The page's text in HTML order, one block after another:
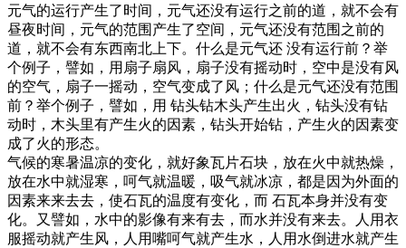
元气的运行产生了时间，元气还没有运行之前的道，就不会有
昼夜时间，元气的范围产生了空间，元气还没有范围之前的
道，就不会有东西南北上下。什么是元气还 没有运行前？举
个例子，譬如，用扇子扇风，扇子没有摇动时，空中是没有风
的空气，扇子一摇动，空气变成了风；什么是元气还没有范围
前？举个例子，譬如，用 钻头钻木头产生出火，钻头没有钻
动时，木头里有产生火的因素，钻头开始钻，产生火的因素变
成了火的形态。
气候的寒暑温凉的变化，就好象瓦片石块，放在火中就热燥，
放在水中就湿寒，呵气就温暖，吸气就冰凉，都是因为外面的
因素来来去去，使石瓦的温度有变化，而 石瓦本身并没有变
化。又譬如，水中的影像有来有去，而水并没有来去。人用衣
服摇动就产生风，人用嘴呵气就产生水，人用水倒进水就产生